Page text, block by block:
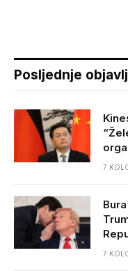
Posljednje
7
7